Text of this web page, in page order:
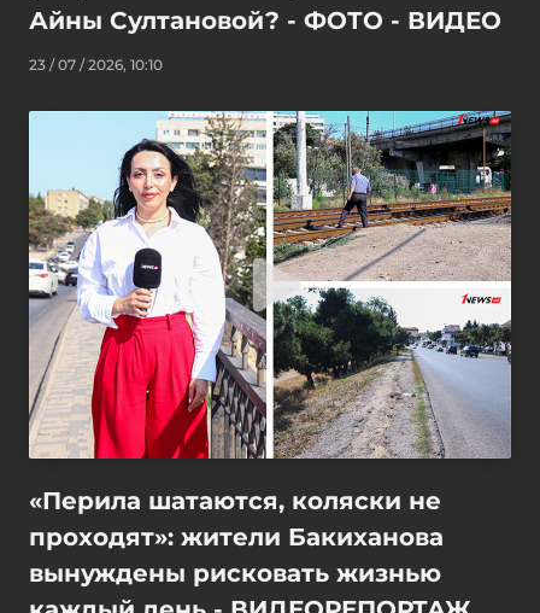
Айны Султановой? - ФОТО - ВИДЕО
23 / 07 / 2026, 10:10
«Перила шатаются, коляски не
проходят»: жители Бакиханова
вынуждены рисковать жизнью